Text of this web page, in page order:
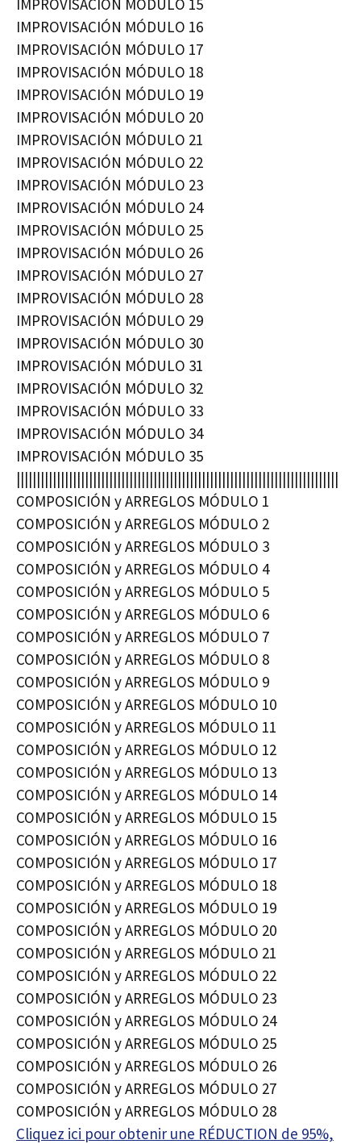
IMPROVISACIÓN MÓDULO 16
IMPROVISACIÓN MÓDULO 17
IMPROVISACIÓN MÓDULO 18
IMPROVISACIÓN MÓDULO 19
IMPROVISACIÓN MÓDULO 20
IMPROVISACIÓN MÓDULO 21
IMPROVISACIÓN MÓDULO 22
IMPROVISACIÓN MÓDULO 23
IMPROVISACIÓN MÓDULO 24
IMPROVISACIÓN MÓDULO 25
IMPROVISACIÓN MÓDULO 26
IMPROVISACIÓN MÓDULO 27
IMPROVISACIÓN MÓDULO 28
IMPROVISACIÓN MÓDULO 29
IMPROVISACIÓN MÓDULO 30
IMPROVISACIÓN MÓDULO 31
IMPROVISACIÓN MÓDULO 32
IMPROVISACIÓN MÓDULO 33
IMPROVISACIÓN MÓDULO 34
IMPROVISACIÓN MÓDULO 35
||||||||||||||||||||||||||||||||||||||||||||||||||||||||||||||||||||||||||||||||
COMPOSICIÓN y ARREGLOS MÓDULO 1
COMPOSICIÓN y ARREGLOS MÓDULO 2
COMPOSICIÓN y ARREGLOS MÓDULO 3
COMPOSICIÓN y ARREGLOS MÓDULO 4
COMPOSICIÓN y ARREGLOS MÓDULO 5
COMPOSICIÓN y ARREGLOS MÓDULO 6
COMPOSICIÓN y ARREGLOS MÓDULO 7
COMPOSICIÓN y ARREGLOS MÓDULO 8
COMPOSICIÓN y ARREGLOS MÓDULO 9
COMPOSICIÓN y ARREGLOS MÓDULO 10
COMPOSICIÓN y ARREGLOS MÓDULO 11
COMPOSICIÓN y ARREGLOS MÓDULO 12
COMPOSICIÓN y ARREGLOS MÓDULO 13
COMPOSICIÓN y ARREGLOS MÓDULO 14
COMPOSICIÓN y ARREGLOS MÓDULO 15
COMPOSICIÓN y ARREGLOS MÓDULO 16
COMPOSICIÓN y ARREGLOS MÓDULO 17
COMPOSICIÓN y ARREGLOS MÓDULO 18
COMPOSICIÓN y ARREGLOS MÓDULO 19
COMPOSICIÓN y ARREGLOS MÓDULO 20
COMPOSICIÓN y ARREGLOS MÓDULO 21
COMPOSICIÓN y ARREGLOS MÓDULO 22
COMPOSICIÓN y ARREGLOS MÓDULO 23
COMPOSICIÓN y ARREGLOS MÓDULO 24
COMPOSICIÓN y ARREGLOS MÓDULO 25
COMPOSICIÓN y ARREGLOS MÓDULO 26
COMPOSICIÓN y ARREGLOS MÓDULO 27
COMPOSICIÓN y ARREGLOS MÓDULO 28
Cliquez ici pour obtenir une RÉDUCTION de 95%,